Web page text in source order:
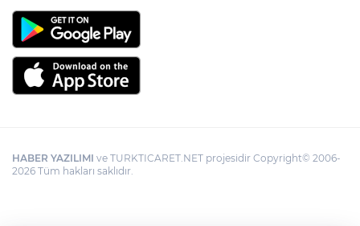
HABER YAZILIMI ve TURKTICARET.NET projesidir Copyright© 2006-
2026 Tüm hakları saklıdır.